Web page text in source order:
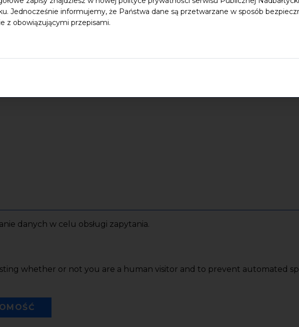
Jednocześnie informujemy, że Państwa dane są przetwarzane w sposób
z obowiązującymi przepisami.
danych w celu obsługi zapytania.
whether or not you are a human visitor and to prevent automated